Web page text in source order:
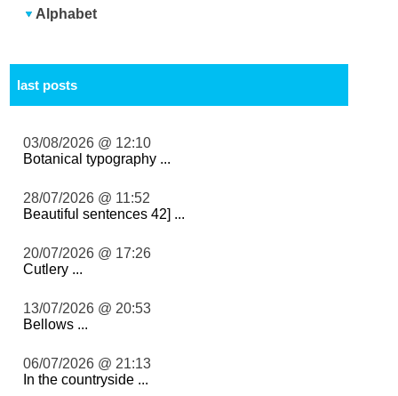
Alphabet
last posts
03/08/2026 @ 12:10
Botanical typography ...
28/07/2026 @ 11:52
Beautiful sentences 42] ...
20/07/2026 @ 17:26
Cutlery ...
13/07/2026 @ 20:53
Bellows ...
06/07/2026 @ 21:13
In the countryside ...